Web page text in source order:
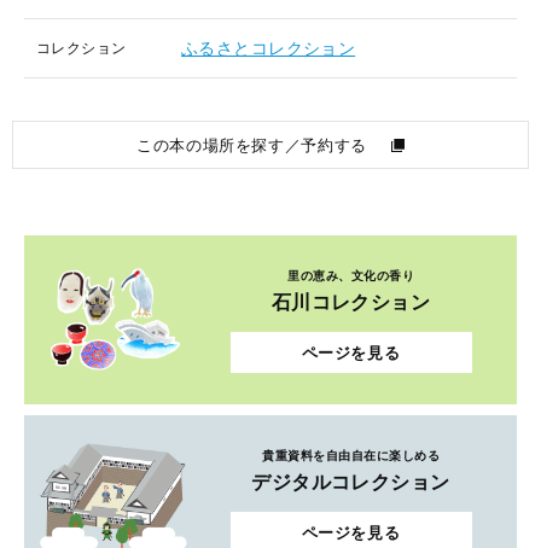
コレクション ふるさとコレクション
この本の場所を探す／予約する
里の恵み、文化の香り
石川コレクション
ページを見る
貴重資料を自由自在に楽しめる
デジタルコレクション
ページを見る